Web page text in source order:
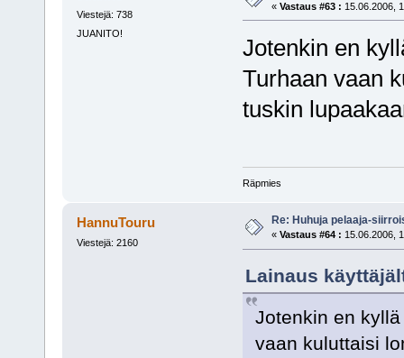
Viestejä: 738
JUANITO!
« Vastaus #63 : 15.06.2006,
Jotenkin en
Turhaan vaan
tuskin
Räpmies
HannuTouru
Viestejä: 2160
Re: Huhuja pelaaja-
« Vastaus #64 : 15.06.2006,
Lainaus
Jotenkin en
vaan kuluttaisi